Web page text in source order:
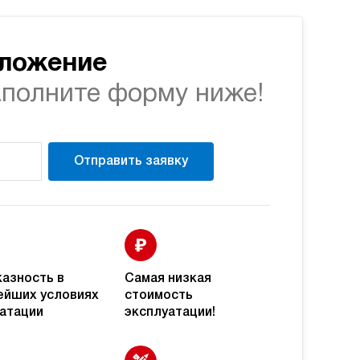
Купить
э/магнитный
40 э/магнитный
форму ниже!
Отправить заявку
в
условиях
Самая низкая
стоимость
эксплуатации!